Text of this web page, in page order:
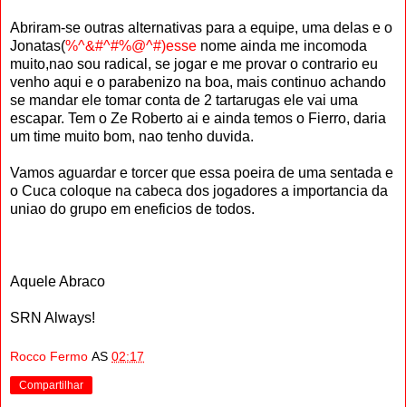
Abriram-se outras alternativas para a equipe, uma delas e o
Jonatas(%^&#^#%@^#)esse nome ainda me incomoda
muito,nao sou radical, se jogar e me provar o contrario eu
venho aqui e o parabenizo na boa, mais continuo achando
se mandar ele tomar conta de 2 tartarugas ele vai uma
escapar. Tem o Ze Roberto ai e ainda temos o Fierro, daria
um time muito bom, nao tenho duvida.
Vamos aguardar e torcer que essa poeira de uma sentada e
o Cuca coloque na cabeca dos jogadores a importancia da
uniao do grupo em eneficios de todos.
Aquele Abraco
SRN Always!
Rocco Fermo AS 02:17
Compartilhar